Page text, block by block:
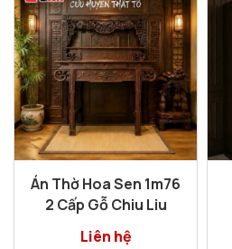
Án Thờ Hoa Sen 1m76
2 Cấp Gỗ Chiu Liu
Liên hệ